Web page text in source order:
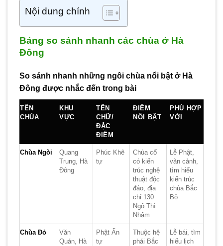
Nội dung chính
Bảng so sánh nhanh các chùa ở Hà
Đông
So sánh nhanh những ngôi chùa nổi bật ở Hà
Đông được nhắc đến trong bài
TÊN
CHÙA
KHU
VỰC
TÊN
CHỮ/
ĐẶC
ĐIỂM
ĐIỂM
NỔI BẬT
PHÙ HỢP
VỚI
Chùa Ngòi
Quang
Trung, Hà
Đông
Phúc Khê
tự
Chùa cổ
có kiến
trúc nghệ
thuật độc
đáo, địa
chỉ 130
Ngô Thì
Nhậm
Lễ Phật,
vãn cảnh,
tìm hiểu
kiến trúc
chùa Bắc
Bộ
Chùa Đỏ
Văn
Quán, Hà
Phật Ấn
tự
Thuộc hệ
phái Bắc
Lễ bái, tìm
hiểu lịch